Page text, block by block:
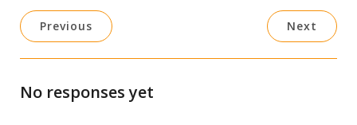
Previous Next
No responses yet